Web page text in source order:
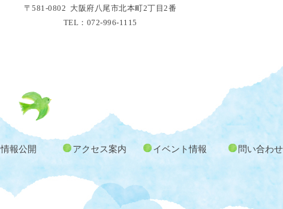
〒581-0802 大阪府八尾市北本町2丁目2番
TEL：072-996-1115
情報公開 アクセス案内 イベント情報 問い合わせ